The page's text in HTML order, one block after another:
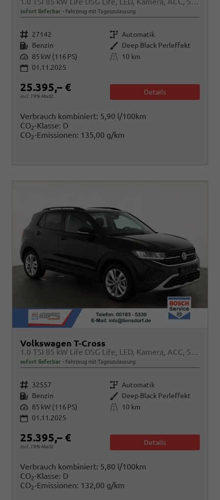
sofort lieferbar Fahrzeug mit Tageszulassung
Fahrzeugnr. 27142 Getriebe Automatik
Kraftstoff Benzin Außenfarbe Deep Black Perleffekt
Leistung 85 kW (116 PS) Kilometerstand
10 km
01.11.2025
25.395,– €
incl. 19% MwSt.
Details
Verbrauch kombiniert: 5,90 l/100km
CO2-Klasse: D
CO2-Emissionen: 135,00 g/km
Volkswagen T-Cross
1.0 TSI 85 kW Life DSG Life, LED, Kamera, ACC, Side, Winter, 17-Zoll, 3-J. Garantie
sofort lieferbar Fahrzeug mit Tageszulassung
Fahrzeugnr. 32557 Getriebe Automatik
Kraftstoff Benzin Außenfarbe Deep Black Perleffekt
Leistung 85 kW (116 PS) Kilometerstand
10 km
01.11.2025
25.395,– €
incl. 19% MwSt.
Details
Verbrauch kombiniert: 5,80 l/100km
CO2-Klasse: D
CO2-Emissionen: 132,00 g/km